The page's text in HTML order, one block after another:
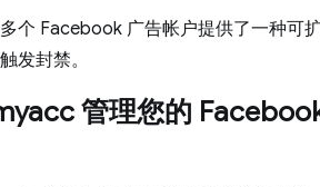
个 Facebook 广告帐户提供了一种可
发封禁。
管理您的